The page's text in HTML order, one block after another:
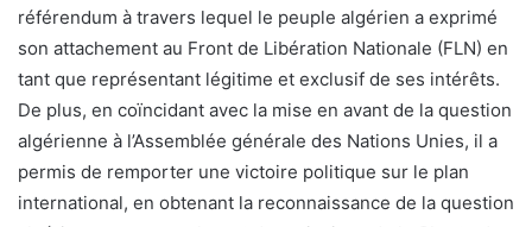
référendum à travers lequel le peuple algérien a exprimé
son attachement au Front de Libération Nationale (FLN) en
tant que représentant légitime et exclusif de ses intérêts.
De plus, en coïncidant avec la mise en avant de la question
algérienne à l’Assemblée générale des Nations Unies, il a
permis de remporter une victoire politique sur le plan
international, en obtenant la reconnaissance de la question